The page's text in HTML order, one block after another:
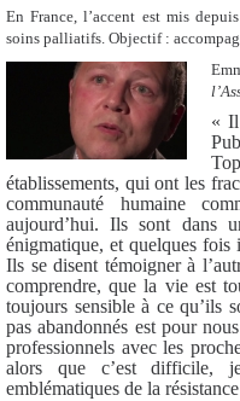
En France, l’accent est mis
soins palliatifs. Objectif :
« Il
établissements, qui ont les
communauté humaine
aujourd’hui. Ils sont dans
énigmatique, et quelques fois
Ils se disent témoigner à
comprendre, que la vie est
toujours sensible à ce qu’ils
pas abandonnés est pour
professionnels avec les
alors que c’est
emblématiques de la